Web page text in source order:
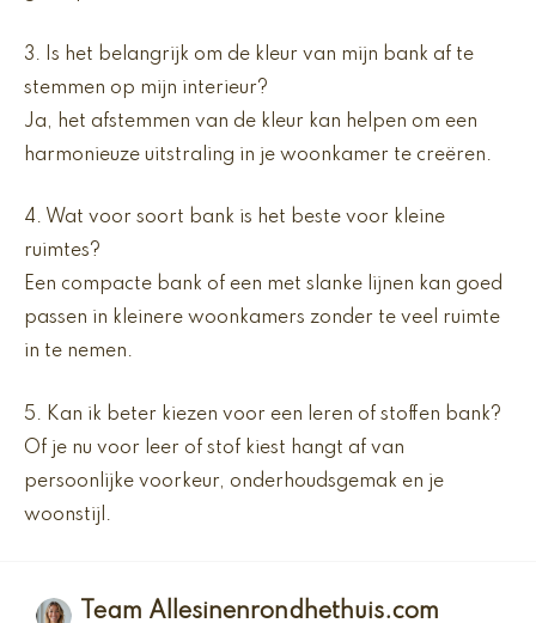
3. Is het belangrijk om de kleur van mijn bank af te
stemmen op mijn interieur?
Ja, het afstemmen van de kleur kan helpen om een ​​
harmonieuze uitstraling in je woonkamer te creëren.
4. Wat voor soort bank is het beste voor kleine
ruimtes?
Een compacte bank of een met slanke lijnen kan goed
passen in kleinere woonkamers zonder te veel ruimte
in te nemen.
5. Kan ik beter kiezen voor een leren of stoffen bank?
Of je nu voor leer of stof kiest hangt af van
persoonlijke voorkeur, onderhoudsgemak en je
woonstijl.
Team Allesinenrondhethuis.com